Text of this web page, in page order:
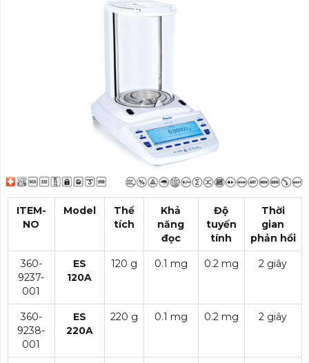
ITEM-
NO
Model
Thể
tích
Khả
năng
đọc
Độ
tuyến
tính
Thời
gian
phản hồi
360-
9237-
001
ES
120A
120 g 0.1 mg 0.2 mg 2 giây
360-
9238-
001
ES
220A
220 g 0.1 mg 0.2 mg 2 giây